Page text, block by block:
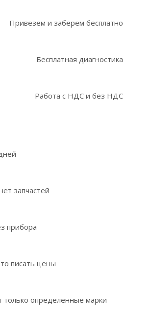
Привезем и заберем бесплатно
Бесплатная диагностика
Работа с НДС и без НДС
запчастей
прибора
писать цены
определенные марки